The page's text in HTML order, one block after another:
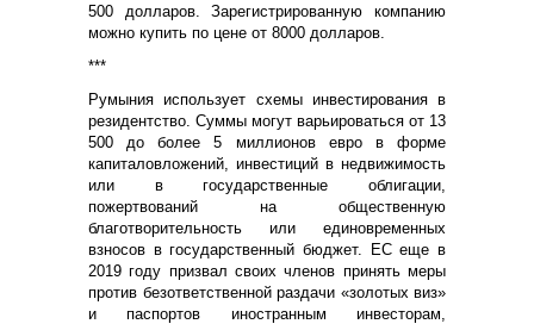
500 долларов. Зарегистрированную компанию
можно купить по цене от 8000 долларов.
***
Румыния использует схемы инвестирования в
резидентство. Суммы могут варьироваться от 13
500 до более 5 миллионов евро в форме
капиталовложений, инвестиций в недвижимость
или в государственные облигации,
пожертвований на общественную
благотворительность или единовременных
взносов в государственный бюджет. ЕС еще в
2019 году призвал своих членов принять меры
против безответственной раздачи «золотых виз»
и паспортов иностранным инвесторам,